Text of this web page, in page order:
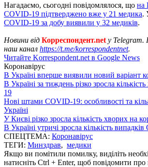
Нагадаємо, сьогодні повідомлялося, що на
COVID-19 підтверджено вже у 21 медика.
COVID-19 за добу виявили у 32 медиків.
Новини від Корреспондент.net у Telegram.
наш канал https://t.me/korrespondentnet.
Читайте Korrespondent.net в Google News
Коронавірус
В Україні вперше виявили новий варіант
В Україні за тиждень різко зросла
19
Нові штами COVID-19: особливості та
Україні
У Києві різко зросла кількість хворих на
В Україні утричі зросла кількість
СПЕЦТЕМА: Коронавірус
ТЕГИ: Минздрав, медики
Якщо ви помітили помилку, виділіть
натисніть Ctrl + Enter, щоб повідомити про